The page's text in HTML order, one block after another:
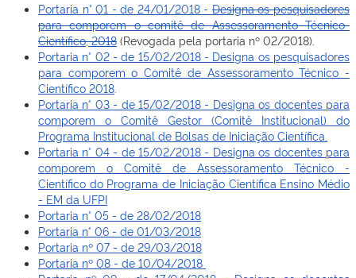
Portaria n° 01 - de 24/01/2018 -Designa os pesquisadores
para comporem o comitê de Assessoramento Técnico-
Científico, 2018 (Revogada pela portaria nº 02/2018).
Portaria n° 02 - de 15/02/2018 - Designa os pesquisadores
para comporem o Comitê de Assessoramento Técnico -
Científico 2018
Portaria n° 03 - de 15/02/2018 - Designa os docentes para
comporem o Comitê Gestor (Comitê Institucional) do
Programa Institucional de Bolsas de Iniciação Científica.
Portaria n° 04 - de 15/02/2018 - Designa os docentes para
comporem o Comitê de Assessoramento Técnico -
Científico do Programa de Iniciação Científica Ensino Médio
- EM da UFPI
Portaria n° 05 - de 28/02/2018
Portaria n° 06 - de 01/03/2018
Portaria nº 07 - de 29/03/2018
Portaria nº 08 - de 10/04/2018